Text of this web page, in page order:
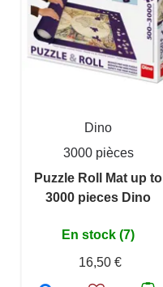
Dino
3000 pièces
Puzzle Roll Mat up to
3000 pieces Dino
En stock (7)
16,50 €